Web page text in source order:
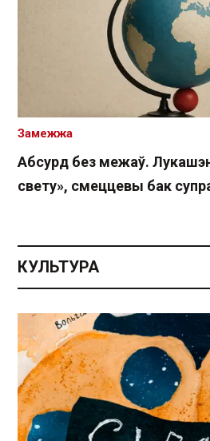
Абсурд без межаў.
свету», смеццевы бак
Замежжа
КУЛЬТУРА